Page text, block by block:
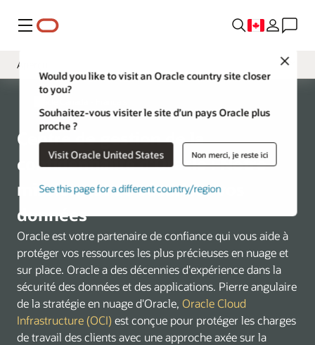
Menu
Close
Would you like to visit an Oracle country site closer
to you?
Souhaitez-vous visiter le site d’un pays Oracle plus
proche ?
Visit Oracle United States Non merci, je reste ici
See this page for a different country/region
Aperçu
Security
Privacy
Compliance
Availability
Centre de gestion de la
confidentialité d’Oracle : Notre
mission est de sécuriser vos
données
Oracle est votre partenaire de confiance qui vous aide à
protéger vos ressources les plus précieuses en nuage et
sur place. Oracle a des décennies d'expérience dans la
sécurité des données et des applications. Pierre angulaire
de la stratégie en nuage d'Oracle, Oracle Cloud
Infrastructure (OCI) est conçue pour protéger les charges
de travail des clients avec une approche axée sur la